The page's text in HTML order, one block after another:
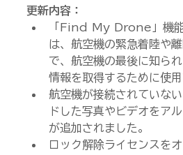
更新内容：
「Find My Drone」機能
は、航空機の緊急着陸や
で、航空機の最後に知ら
情報を取得するために使用
航空機が接続されていな
ドした写真やビデオをア
が追加されました。
ロック解除ライセンスを